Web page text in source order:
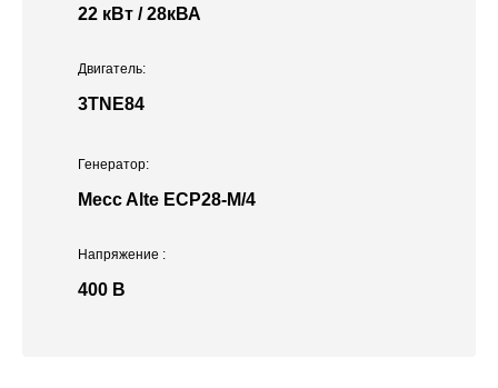
Двигатель:
3TNE84
Напряжение :
400 В
22 кВт / 28кВА
Генератор:
Mecc Alte ЕСР28-М/4